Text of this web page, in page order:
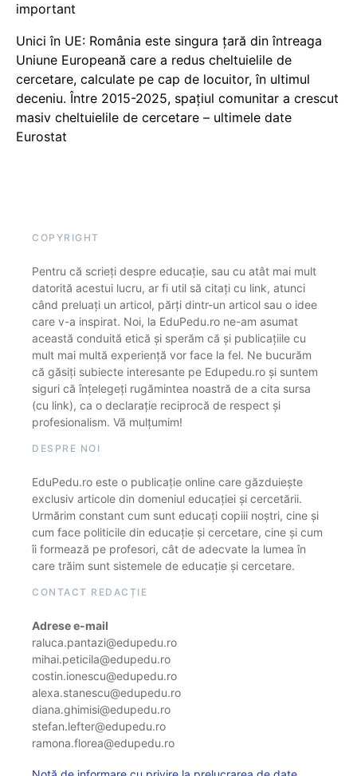
important
Unici în UE: România este singura țară din întreaga
Uniune Europeană care a redus cheltuielile de
cercetare, calculate pe cap de locuitor, în ultimul
deceniu. Între 2015-2025, spațiul comunitar a crescut
masiv cheltuielile de cercetare – ultimele date
Eurostat
COPYRIGHT
Pentru că scrieți despre educație, sau cu atât mai mult
datorită acestui lucru, ar fi util să citați cu link, atunci
când preluați un articol, părți dintr-un articol sau o idee
care v-a inspirat. Noi, la EduPedu.ro ne-am asumat
această conduită etică și sperăm că și publicațiile cu
mult mai multă experiență vor face la fel. Ne bucurăm
că găsiți subiecte interesante pe Edupedu.ro și suntem
siguri că înțelegeți rugămintea noastră de a cita sursa
(cu link), ca o declarație reciprocă de respect și
profesionalism. Vă mulțumim!
DESPRE NOI
EduPedu.ro este o publicație online care găzduiește
exclusiv articole din domeniul educației și cercetării.
Urmărim constant cum sunt educați copiii noștri, cine și
cum face politicile din educație și cercetare, cine și cum
îi formează pe profesori, cât de adecvate la lumea în
care trăim sunt sistemele de educație și cercetare.
CONTACT REDACȚIE
Adrese e-mail
raluca.pantazi@edupedu.ro
mihai.peticila@edupedu.ro
costin.ionescu@edupedu.ro
alexa.stanescu@edupedu.ro
diana.ghimisi@edupedu.ro
stefan.lefter@edupedu.ro
ramona.florea@edupedu.ro